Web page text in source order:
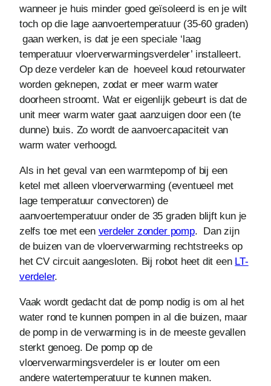
wanneer je huis minder goed geïsoleerd is en je wilt
toch op die lage aanvoertemperatuur (35-60 graden)
gaan werken, is dat je een speciale ‘laag
temperatuur vloerverwarmingsverdeler’ installeert.
Op deze verdeler kan de hoeveel koud retourwater
worden geknepen, zodat er meer warm water
doorheen stroomt. Wat er eigenlijk gebeurt is dat de
unit meer warm water gaat aanzuigen door een (te
dunne) buis. Zo wordt de aanvoercapaciteit van
warm water verhoogd.
Als in het geval van een warmtepomp of bij een
ketel met alleen vloerverwarming (eventueel met
lage temperatuur convectoren) de
aanvoertemperatuur onder de 35 graden blijft kun je
zelfs toe met een verdeler zonder pomp. Dan zijn
de buizen van de vloerverwarming rechtstreeks op
het CV circuit aangesloten. Bij robot heet dit een LT-
verdeler.
Vaak wordt gedacht dat de pomp nodig is om al het
water rond te kunnen pompen in al die buizen, maar
de pomp in de verwarming is in de meeste gevallen
sterkt genoeg. De pomp op de
vloerverwarmingsverdeler is er louter om een
andere watertemperatuur te kunnen maken.